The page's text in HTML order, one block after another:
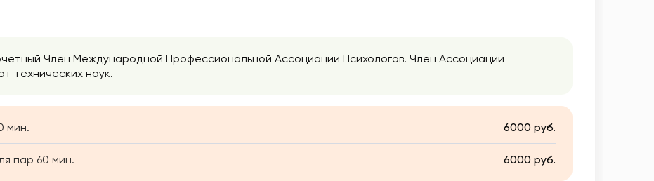
Член Международной Профессиональной Ассоциации Психологов. Член Ассоциации
технических наук.
мин. 6000 руб.
пар 60 мин. 6000 руб.